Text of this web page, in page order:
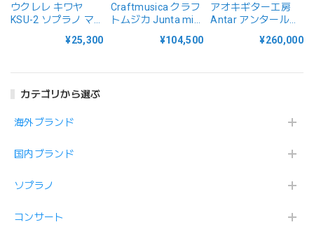
カテゴリから選ぶ
海外ブランド
国内ブランド
ソプラノ
コンサート
ウクレレ キワヤ
KSU-2 ソプラノ マ
UKULELE ケース チ
¥25,300
Craftmusica クラフ
トムジカ Junta mini
ニートップ ジュンタ
¥104,500
アオキギター工房
Antar アンタール
テナー ウクレレ ボ
ードメイプル
¥260,000